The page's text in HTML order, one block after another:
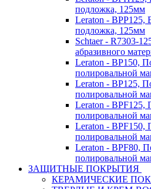
подложка, 125мм
Leraton - BPP125,
подложка, 125мм
Schtaer - R7303-
абразивного
Leraton - BP150,
полировальной
Leraton - BP125,
полировальной
Leraton - BPF125,
полировальной
Leraton - BPF150,
полировальной
Leraton - BPF80,
полировальной
ЗАЩИТНЫЕ ПОКРЫТИЯ
КЕРАМИЧЕСКИЕ